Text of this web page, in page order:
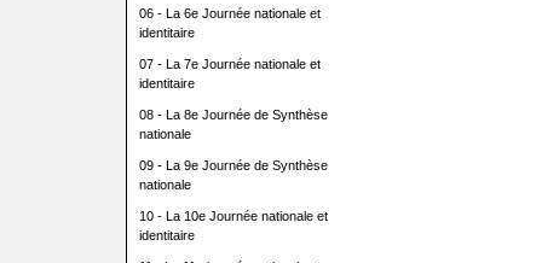
06 - La 6e Journée nationale et
identitaire
07 - La 7e Journée nationale et
identitaire
08 - La 8e Journée de Synthèse
nationale
09 - La 9e Journée de Synthèse
nationale
10 - La 10e Journée nationale et
identitaire